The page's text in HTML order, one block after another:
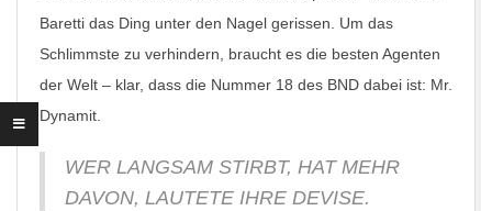
Baretti das Ding unter den Nagel gerissen. Um das
Schlimmste zu verhindern, braucht es die besten Agenten
der Welt – klar, dass die Nummer 18 des BND dabei ist: Mr.
Dynamit.
WER LANGSAM STIRBT, HAT MEHR
DAVON, LAUTETE IHRE DEVISE.